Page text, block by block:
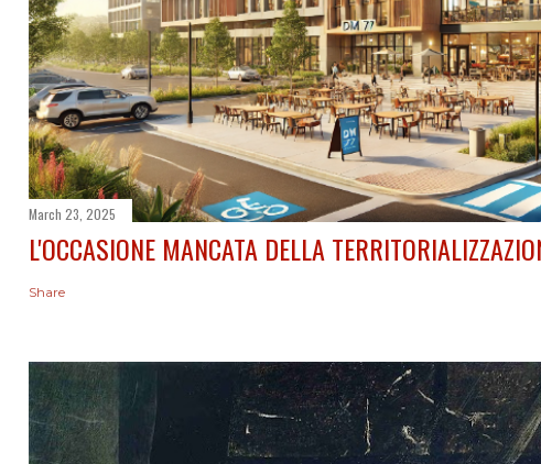
March 23, 2025
L'OCCASIONE MANCATA DELLA
Share